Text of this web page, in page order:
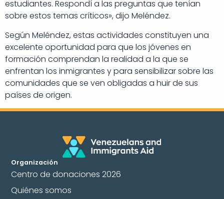
estudiantes. Respondí a las preguntas que tenían
sobre estos temas críticos», dijo Meléndez.
Según Meléndez, estas actividades constituyen una
excelente oportunidad para que los jóvenes en
formación comprendan la realidad a la que se
enfrentan los inmigrantes y para sensibilizar sobre las
comunidades que se ven obligadas a huir de sus
países de origen.
Organización
Centro de donaciones 2026
Quiénes somos